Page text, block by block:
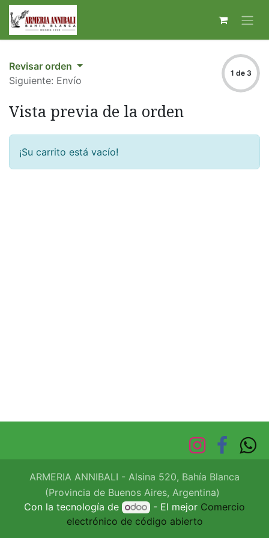
Revisar orden
Siguiente: Envío
1 de 3
Vista previa de la orden
¡Su carrito está vacío!
ARMERIA ANNIBALI - Alsina 520, Bahía Blanca
(Provincia de Buenos Aires, Argentina)
Con la tecnología de
- El mejor Comercio
electrónico de código abierto